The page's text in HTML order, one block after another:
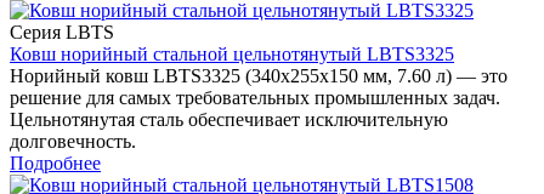
Серия LBTS
Ковш норийный стальной цельнотянутый LBTS3325
Норийный ковш LBTS3325 (340x255x150 мм, 7.60 л) — это
решение для самых требовательных промышленных задач.
Цельнотянутая сталь обеспечивает исключительную
долговечность.
Подробнее